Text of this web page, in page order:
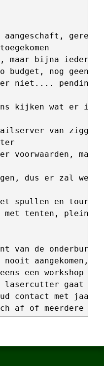
aangeschaft,
maar bijna
budget, nog geen
niet.... pending
kijken wat er
van ziggo
voorwaarden, maar
dus er zal wel
spullen en
met tenten, plein,
van de onderburen
nooit aangekomen,
een workshop
lasercutter gaat
contact met jaap